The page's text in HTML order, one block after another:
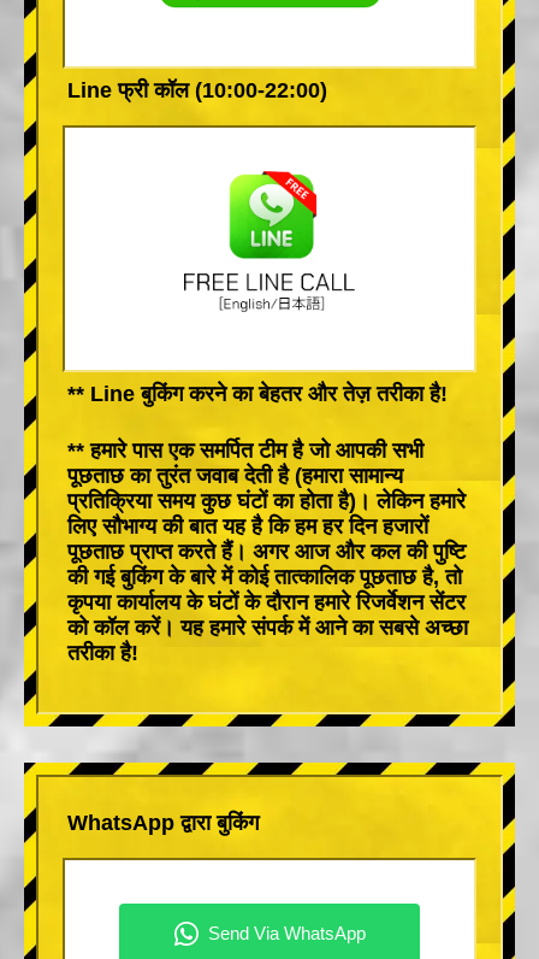
Line फ्री कॉल (10:00-22:00)
** Line बुकिंग करने का बेहतर और तेज़ तरीका है!
** हमारे पास एक समर्पित टीम है जो आपकी सभी
पूछताछ का तुरंत जवाब देती है (हमारा सामान्य
प्रतिक्रिया समय कुछ घंटों का होता है)। लेकिन हमारे
लिए सौभाग्य की बात यह है कि हम हर दिन हजारों
पूछताछ प्राप्त करते हैं। अगर आज और कल की पुष्टि
की गई बुकिंग के बारे में कोई तात्कालिक पूछताछ है, तो
कृपया कार्यालय के घंटों के दौरान हमारे रिजर्वेशन सेंटर
को कॉल करें। यह हमारे संपर्क में आने का सबसे अच्छा
तरीका है!
WhatsApp द्वारा बुकिंग